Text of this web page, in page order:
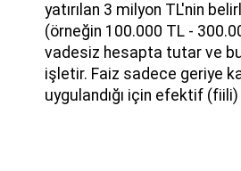
yatırılan 3 milyon TL'nin
(örneğin 100.000 TL -
vadesiz hesapta tutar ve
işletir. Faiz sadece geriye
uygulandığı için efektif